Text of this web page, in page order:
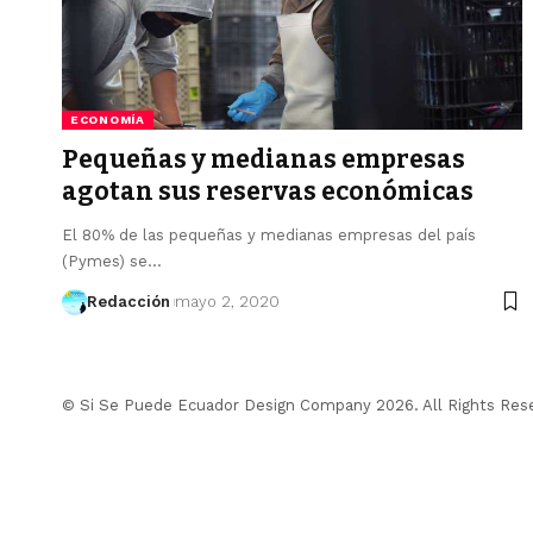
ECONOMÍA
Pequeñas y medianas empresas
agotan sus reservas económicas
El 80% de las pequeñas y medianas empresas del país
(Pymes) se…
Redacción mayo 2, 2020
© Si Se Puede Ecuador Design Company 2026. All Rights